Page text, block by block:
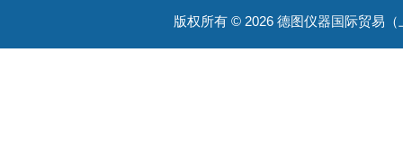
版权所有 © 2026 德图仪器国际贸易